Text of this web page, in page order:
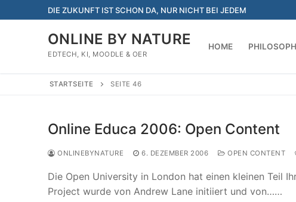
Inhalt
DIE ZUKUNFT IST SCHON DA, NUR NICHT BEI JEDEM
ONLINE BY NATURE
EDTECH, KI, MOODLE & OER
HOME
STARTSEITE SEITE 46
Online Educa 2006: Open Content
ONLINEBYNATURE 6. DEZEMBER 2006 OPEN CONTENT
Die Open University in London hat einen kleinen Teil
Project wurde von Andrew Lane initiiert und von……